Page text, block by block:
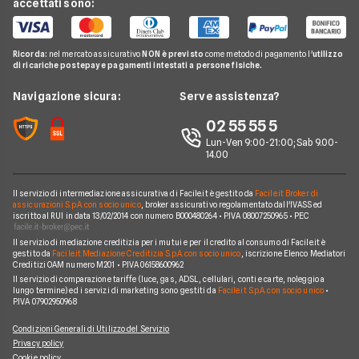
Pay TV
Noleggio Lungo Termine
News
Contatti
Carte Revolving
Carta conto
CheBanca!
Findomestic
Hello Bank!
YouBanking
Hype
N26
Revolut
Domande Carte
Argomenti in evidenza Carte
Prodotti Carte
accettati sono:
Ricorda: nel mercato assicurativoNON è previsto come metodo di pagamento l'utilizzo
di ricariche postepay e pagamenti intestati a persone fisiche.
Navigazione sicura: Serve assistenza?
02 55 55 5
Lun-Ven 9:00-21:00; Sab 9.00-
14.00
Il servizio di intermediazione assicurativa di Facile.it è gestito da Facile.it Broker di
assicurazioni S.p.A. con socio unico, broker assicurativo regolamentato dall'IVASS ed
iscritto al RUI in data 13/02/2014 con numero B000480264 • P.IVA 08007250965 • PEC
Il servizio di mediazione creditizia per i mutui e per il credito al consumo di Facile.it è
gestito da Facile.it Mediazione Creditizia S.p.A. con socio unico, iscrizione Elenco Mediatori
Creditizi OAM numero M201 • P.IVA 06158600962
Il servizio di comparazione tariffe (luce, gas, ADSL, cellulari, conti e carte, noleggio a
lungo termine) ed i servizi di marketing sono gestiti da Facile.it S.p.A. con socio unico•
P.IVA 07902950968
Condizioni Generali di Utilizzo del Servizio
Privacy policy